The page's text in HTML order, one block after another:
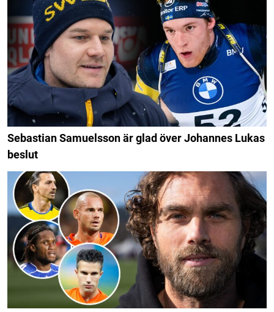
Sebastian Samuelsson är glad över Johannes Lukas
beslut